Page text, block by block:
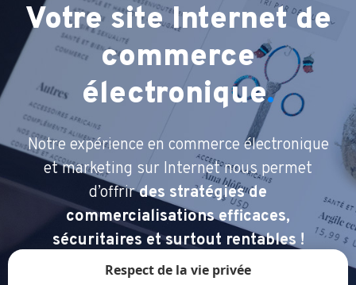
Votre site Internetde
commerce
électronique.
Notre expérience en commerce électronique
et marketing sur Internetnous permet
d’offrirdes stratégies de
commercialisations efficaces,
sécuritaires et surtout rentables !
Respect de la vie privée